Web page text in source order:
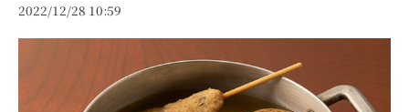
2022/12/28 10:59